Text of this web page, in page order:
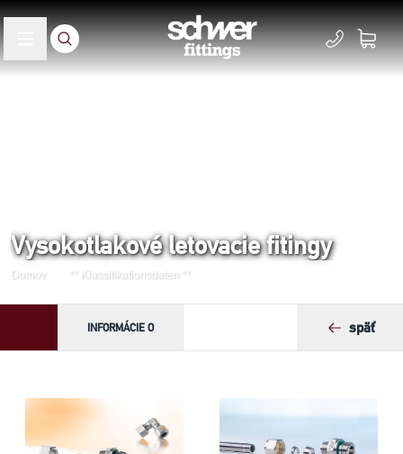
Vysokotlakové letovacie fitingy
Domov ** Klassifikationsdaten **
INFORMÁCIE O späť